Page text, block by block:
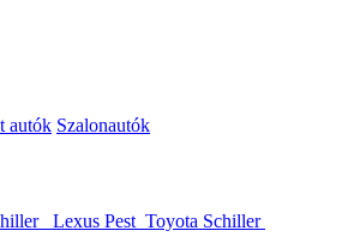
autók Szalonautók
Lexus Pest Toyota Schiller